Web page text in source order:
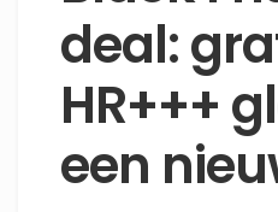
deal:
HR+++
een